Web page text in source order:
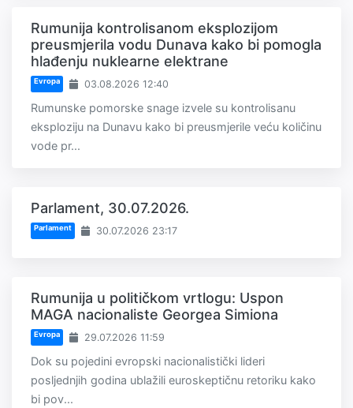
Rumunija kontrolisanom eksplozijom
preusmjerila vodu Dunava kako bi pomogla
hlađenju nuklearne elektrane
Evropa 03.08.2026 12:40
Rumunske pomorske snage izvele su kontrolisanu
eksploziju na Dunavu kako bi preusmjerile veću količinu
vode pr...
Parlament, 30.07.2026.
Parlament 30.07.2026 23:17
Rumunija u političkom vrtlogu: Uspon
MAGA nacionaliste Georgea Simiona
Evropa 29.07.2026 11:59
Dok su pojedini evropski nacionalistički lideri
posljednjih godina ublažili euroskeptičnu retoriku kako
bi pov...